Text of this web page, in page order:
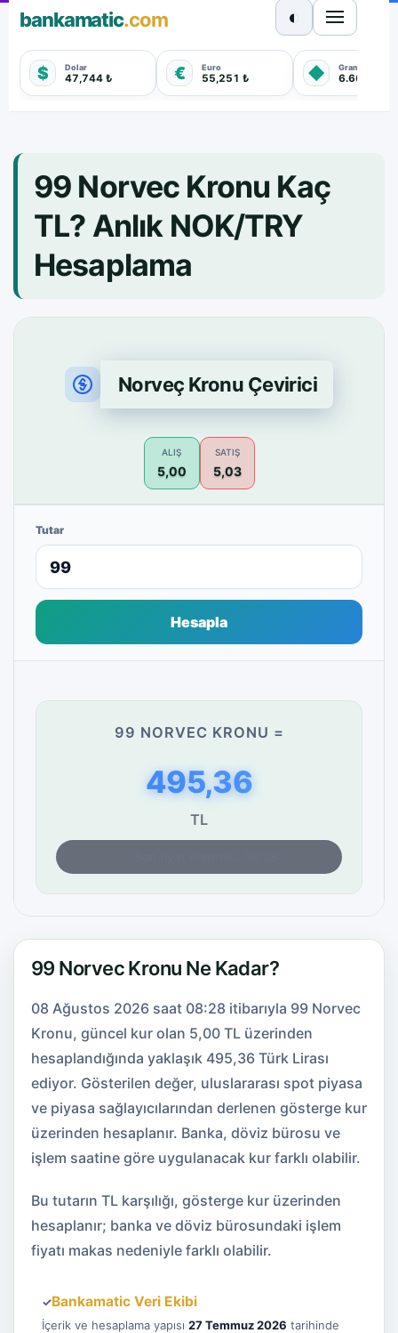
bankamatic.com
$ Dolar
47,744 ₺ € Euro
55,251 ₺ ◆ Gram Altın
6.660,550
◐
99 Norvec Kronu Kaç
TL? Anlık NOK/TRY
Hesaplama
Norveç Kronu Çevirici
ALIŞ
5,00
SATIŞ
5,03
Tutar
Hesapla
99 NORVEC KRONU =
495,36
TL
99 Norvec Kronu Ne Kadar?
08 Ağustos 2026 saat 08:28 itibarıyla 99 Norvec
Kronu, güncel kur olan 5,00 TL üzerinden
hesaplandığında yaklaşık 495,36 Türk Lirası
ediyor. Gösterilen değer, uluslararası spot piyasa
ve piyasa sağlayıcılarından derlenen gösterge kur
üzerinden hesaplanır. Banka, döviz bürosu ve
işlem saatine göre uygulanacak kur farklı olabilir.
Bu tutarın TL karşılığı, gösterge kur üzerinden
hesaplanır; banka ve döviz bürosundaki işlem
fiyatı makas nedeniyle farklı olabilir.
✓Bankamatic Veri Ekibi
İçerik ve hesaplama yapısı 27 Temmuz 2026 tarihinde